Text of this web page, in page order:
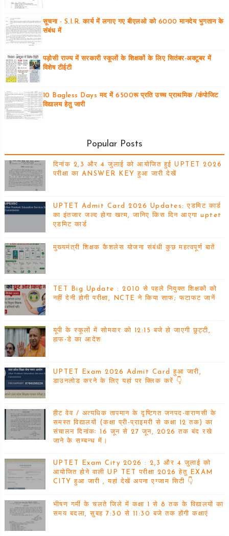
सूचना - S.I.R. कार्य में लगाए गए बीएलओ को 6000 मानदेय भुगतान के
संबंध में
पड़ोसी राज्य में सरकारी स्कूलों के शिक्षकों के लिए सितंबर-अक्टूबर में
विशेष टीईटी
10 Bagless Days मद में 6500रू प्रति उच्च प्राथमिक /कंपोजिट
विद्यालय हेतु जारी
Popular Posts
दिनांक 2,3 और 4 जुलाई को आयोजित हुई UPTET 2026
परीक्षा का ANSWER KEY हुआ जारी देखें
UPTET Admit Card 2026 Updates: एडमिट कार्ड
का इंतजार जल्द होगा खत्म, जानिए किस दिन आएगा uptet
एडमिट कार्ड
मुख्यमंत्री शिक्षक कैशलेस योजना संबंधी कुछ महत्वपूर्ण बातें
TET Big Update : 2010 से पहले नियुक्त शिक्षकों को
नहीं देनी होगी परीक्षा, NCTE ने किया साफ; फटाफट जानें
यूपी के स्कूलों में सोमवार को 12:15 बजे हो जाएगी छुट्टी,
हाफ-डे का आदेश
UPTET Exam 2026 Admit Card हुआ जारी,
डाउनलोड करने के लिए यहां पर क्लिक करें 👇
हीट वेव / अत्यधिक तापमान के दृष्टिगत जनपद-वाराणसी के
समस्त विद्यालयों (कक्षा प्री-प्राइमरी से कक्षा 12 तक) का
संचालन दिनांकः 16 जून से 27 जून, 2026 तक बंद रखे
जाने के सम्बन्ध में।
UPTET Exam City 2026 : 2,3 और 4 जुलाई को
आयोजित होने वाली UP TET परीक्षा 2026 हेतु EXAM
CITY हुआ जारी , यहां देखें अपना एग्जाम सिटी 👇
भीषण गर्मी के चलते जिले में कक्षा 1 से 8 तक के विद्यालयों का
समय बदला, सुबह 7:30 से 11:30 बजे तक होंगी कक्षाएं